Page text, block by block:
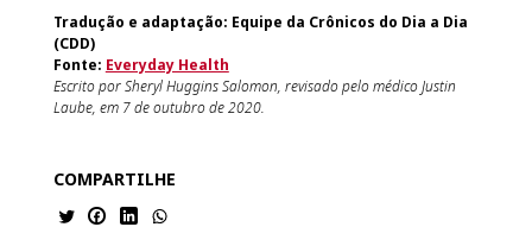
Tradução e adaptação: Equipe da Crônicos do Dia a Dia
(CDD)
Fonte: Everyday Health
Escrito por Sheryl Huggins Salomon, revisado pelo médico Justin
Laube, em 7 de outubro de 2020.
COMPARTILHE